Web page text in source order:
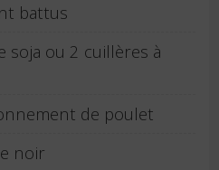
battus
soja ou 2 cuillères à
de poulet
noir